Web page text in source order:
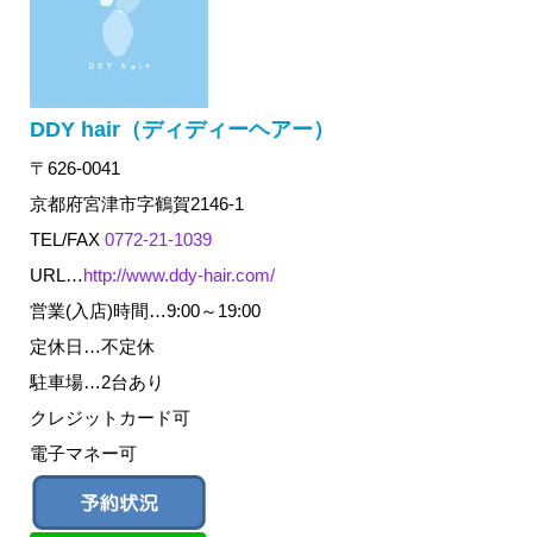
DDY hair（ディディーヘアー）
〒626-0041
京都府宮津市字鶴賀2146-1
TEL/FAX 0772-21-1039
URL…http://www.ddy-hair.com/
営業(入店)時間…9:00～19:00
定休日…不定休
駐車場…2台あり
クレジットカード可
電子マネー可